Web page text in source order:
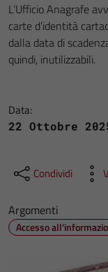
L’Ufficio Anagrafe
carte d’identità
dalla data di
quindi, inutilizzabili.
Data:
22 Ottobre
Condividi
Argomenti
Accesso